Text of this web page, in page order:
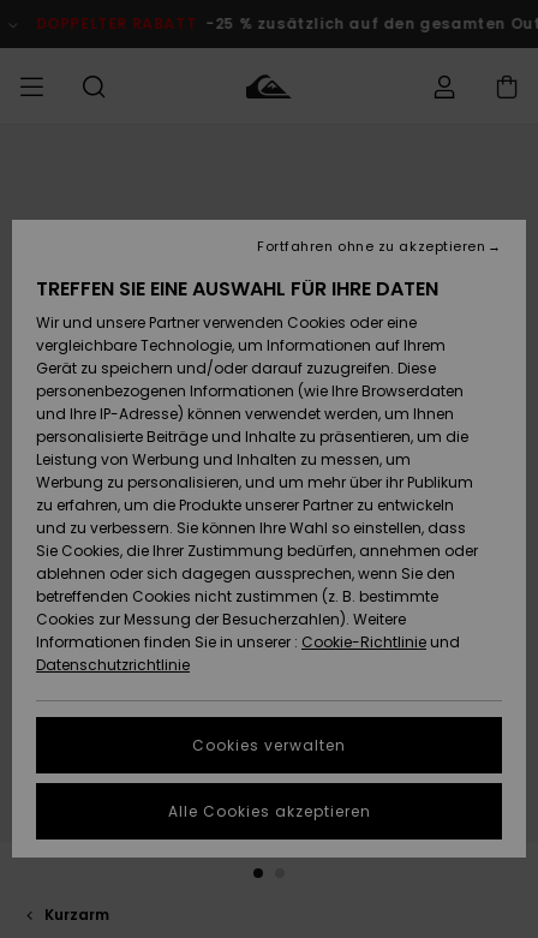
Produktinformation
RABATT -25 % zusätzlich auf den gesamten Outlet-
Accessoires
Schuhe&
Flip-Flops
Surf
Snow
Brandneu
Highlights
Accessoires
Schuhe&
Flip-Flops
Surf
Snow
Brandneu
Highlights
FRAUEN
Brandneu
Highlights
Snow
SURF
Kinder
Highlights
Community
SNOW
Snow Shop
Kinder
Snow Shop
Damen
Highlights
Community
DOPPELTER
RABATT
KINDER
Outlet
Frauen
HILFE & KONTAKT
Retouren
Bezahlung
Geschenkkarte
Quiksilver
Freedom
Datenschutz
Starten Sie eine
um die
schnellste
Antwort auf Ihre
erhalten.
NACHHALTIGKEIT
SHOPS
QUIKSILVER APP
WUNSCHLISTE
Kurzarm
TREFFEN SIE EINE AUSWAHL FÜR IHRE DATEN
Wir und unsere Partner verwenden Cookies oder eine
vergleichbare Technologie, um Informationen auf Ihrem
Gerät zu speichern und/oder darauf zuzugreifen. Diese
personenbezogenen Informationen (wie Ihre Browserdaten
und Ihre IP-Adresse) können verwendet werden, um Ihnen
personalisierte Beiträge und Inhalte zu präsentieren, um die
Leistung von Werbung und Inhalten zu messen, um
Werbung zu personalisieren, und um mehr über ihr Publikum
zu erfahren, um die Produkte unserer Partner zu entwickeln
und zu verbessern. Sie können Ihre Wahl so einstellen, dass
Sie Cookies, die Ihrer Zustimmung bedürfen, annehmen oder
ablehnen oder sich dagegen aussprechen, wenn Sie den
betreffenden Cookies nicht zustimmen (z. B. bestimmte
Cookies zur Messung der Besucherzahlen). Weitere
Informationen finden Sie in unserer : Cookie-Richtlinie und
Datenschutzrichtlinie
Cookies verwalten
Fortfahren ohne zu akzeptieren
Alle Cookies akzeptieren